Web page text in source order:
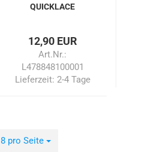
QUICKLACE
12,90 EUR
Art.Nr.:
L478848100001
Lieferzeit: 2-4 Tage
8 pro Seite
pro Seite